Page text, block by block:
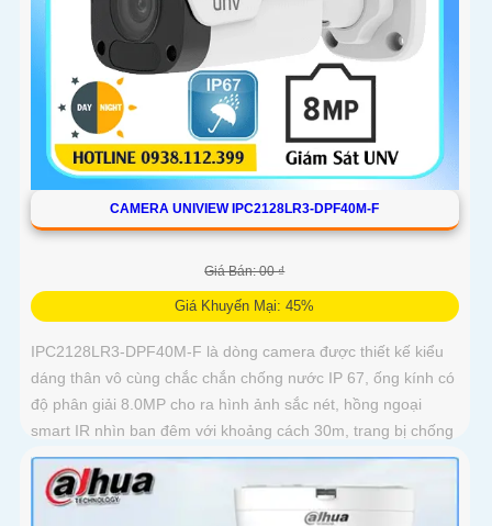
CAMERA UNIVIEW IPC2128LR3-DPF40M-F
Giá Bán: 00 ₫
Giá Khuyến Mại: 45%
IPC2128LR3-DPF40M-F là dòng camera được thiết kế kiểu
dáng thân vô cùng chắc chắn chống nước IP 67, ống kính có
độ phân giải 8.0MP cho ra hình ảnh sắc nét, hồng ngoại
smart IR nhìn ban đêm với khoảng cách 30m, trang bị chống
ngược sáng WDR 120db